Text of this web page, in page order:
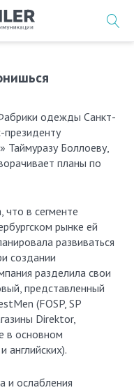
президенту
Таймуразу Боллоеву,
планы по
что в сегменте
рынке ей
развиваться
создании
разделила свои
представленный
(FOSP, SP
Direktor,
в основном
английских).
и ослабления